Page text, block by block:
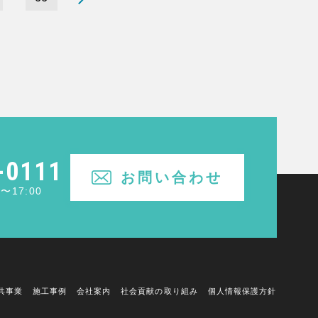
17:00
お問い合わせ
事業 施工事例 会社案内 社会貢献の取り組み 個人情報保護方針